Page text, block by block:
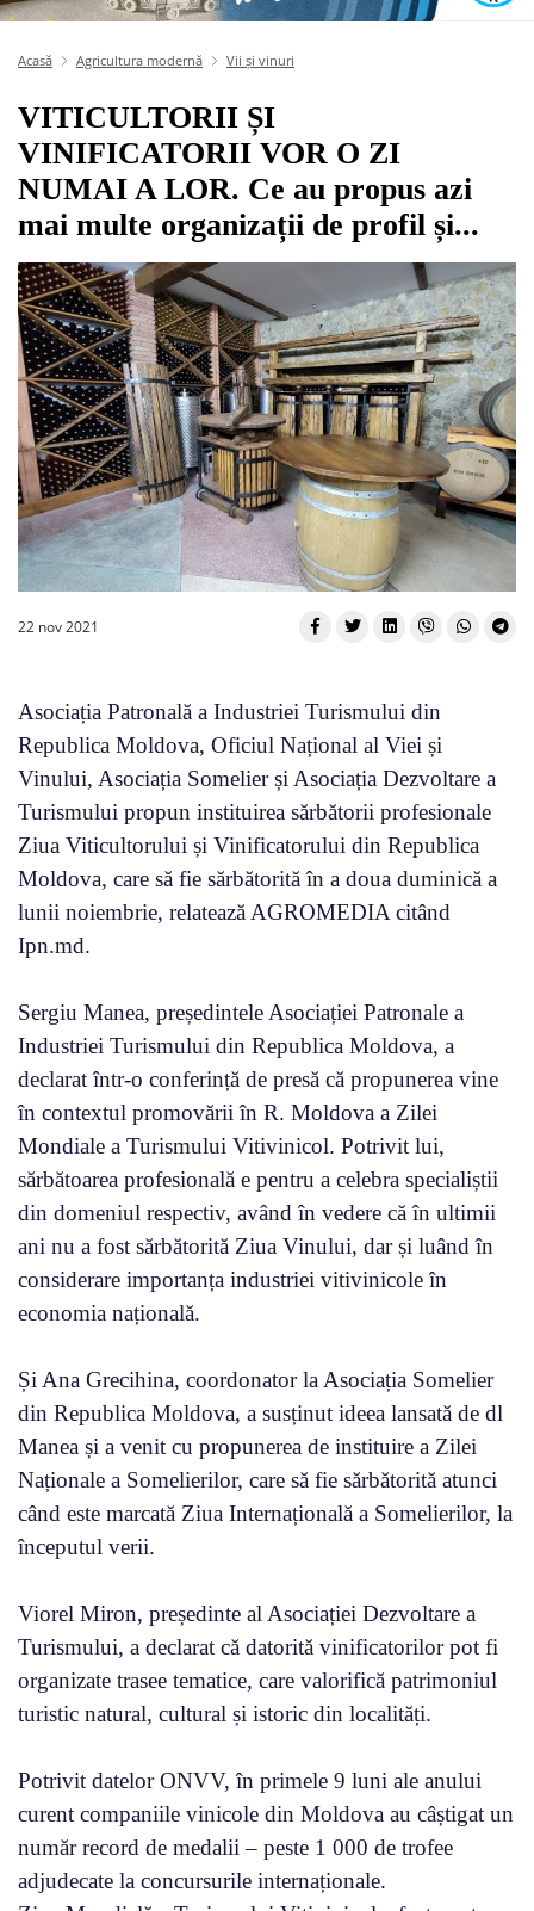
Acasă Agricultura modernă Vii și vinuri
VITICULTORII ȘI
VINIFICATORII VOR O ZI
NUMAI A LOR. Ce au propus azi
mai multe organizații de profil și...
22 nov 2021
Asociația Patronală a Industriei Turismului din
Republica Moldova, Oficiul Național al Viei și
Vinului, Asociația Somelier și Asociația Dezvoltare a
Turismului propun instituirea sărbătorii profesionale
Ziua Viticultorului și Vinificatorului din Republica
Moldova, care să fie sărbătorită în a doua duminică a
lunii noiembrie, relatează AGROMEDIA citând
Ipn.md.
Sergiu Manea, președintele Asociației Patronale a
Industriei Turismului din Republica Moldova, a
declarat într-o conferință de presă că propunerea vine
în contextul promovării în R. Moldova a Zilei
Mondiale a Turismului Vitivinicol. Potrivit lui,
sărbătoarea profesională e pentru a celebra specialiștii
din domeniul respectiv, având în vedere că în ultimii
ani nu a fost sărbătorită Ziua Vinului, dar și luând în
considerare importanța industriei vitivinicole în
economia națională.
Și Ana Grecihina, coordonator la Asociația Somelier
din Republica Moldova, a susținut ideea lansată de dl
Manea și a venit cu propunerea de instituire a Zilei
Naționale a Somelierilor, care să fie sărbătorită atunci
când este marcată Ziua Internațională a Somelierilor, la
începutul verii.
Viorel Miron, președinte al Asociației Dezvoltare a
Turismului, a declarat că datorită vinificatorilor pot fi
organizate trasee tematice, care valorifică patrimoniul
turistic natural, cultural și istoric din localități.
Potrivit datelor ONVV, în primele 9 luni ale anului
curent companiile vinicole din Moldova au câștigat un
număr record de medalii – peste 1 000 de trofee
adjudecate la concursurile internaționale.